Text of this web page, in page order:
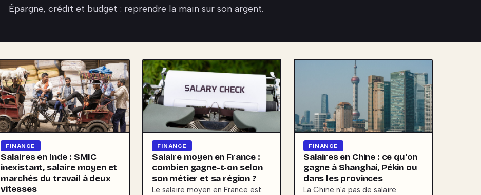
Épargne, crédit et budget : reprendre la main sur son argent.
FINANCE
Salaires en Inde : SMIC
inexistant, salaire moyen et
marchés du travail à deux
vitesses
FINANCE
Salaire moyen en France :
combien gagne-t-on selon
son métier et sa région ?
Le salaire moyen en France est
FINANCE
Salaires en Chine : ce qu'on
gagne à Shanghai, Pékin ou
dans les provinces
La Chine n'a pas de salaire